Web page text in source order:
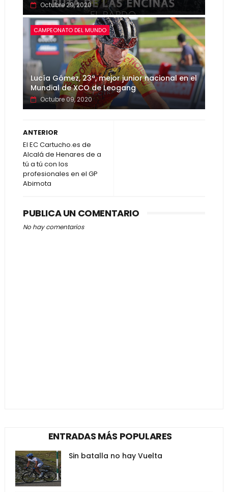
Octubre 29, 2020
CAMPEONATO DEL MUNDO
Lucía Gómez, 23ª, mejor junior nacional en el
Mundial de XCO de Leogang
Octubre 09, 2020
ANTERIOR
El EC Cartucho.es de
Alcalá de Henares de a
tú a tú con los
profesionales en el GP
Abimota
PUBLICA UN COMENTARIO
No hay comentarios
ENTRADAS MÁS POPULARES
Sin batalla no hay Vuelta